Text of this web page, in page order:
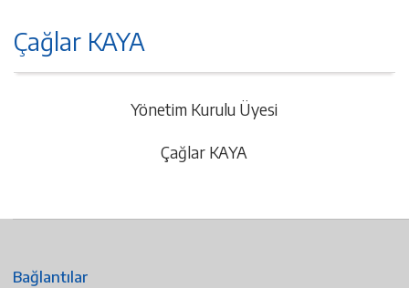
Çağlar KAYA
Yönetim Kurulu Üyesi
Çağlar KAYA
Bağlantılar